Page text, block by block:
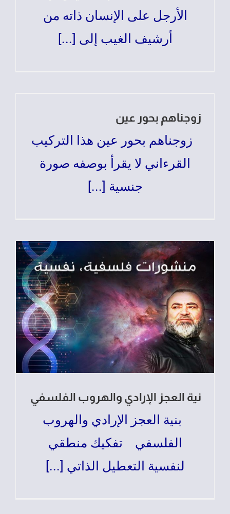
الأرجل على الإنسان ذاته من
أرشيف الغيب إلى [...]
زوجناهم بحور عين
زوجناهم بحور عين هذا التركيب
القرءاني لا يقرأ بوصفه صورة
جنسية [...]
نية العجز الإرادي والهروب الفلسفي
بنية العجز الإرادي والهروب
الفلسفي تفكيك منطقي
لنفسية التعطيل الذاتي [...]